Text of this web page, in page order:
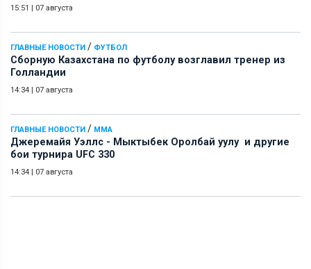
15:51 | 07 августа
ГЛАВНЫЕ НОВОСТИ / ФУТБОЛ
Сборную Казахстана по футболу возглавил тренер из
Голландии
14:34 | 07 августа
ГЛАВНЫЕ НОВОСТИ / ММА
Джеремайя Уэллс - Мыктыбек Оролбай уулу и другие
бои турнира UFC 330
14:34 | 07 августа